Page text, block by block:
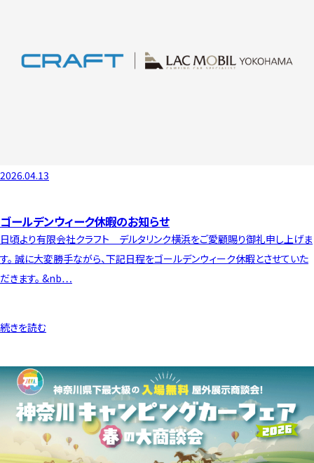
2026.04.13
ゴールデンウィーク休暇のお知らせ
日頃より有限会社クラフト デルタリンク横浜をご愛顧賜り御礼申し上げま
す。 誠に大変勝手ながら、下記日程をゴールデンウィーク休暇とさせていた
だきます。 &nb…
続きを読む